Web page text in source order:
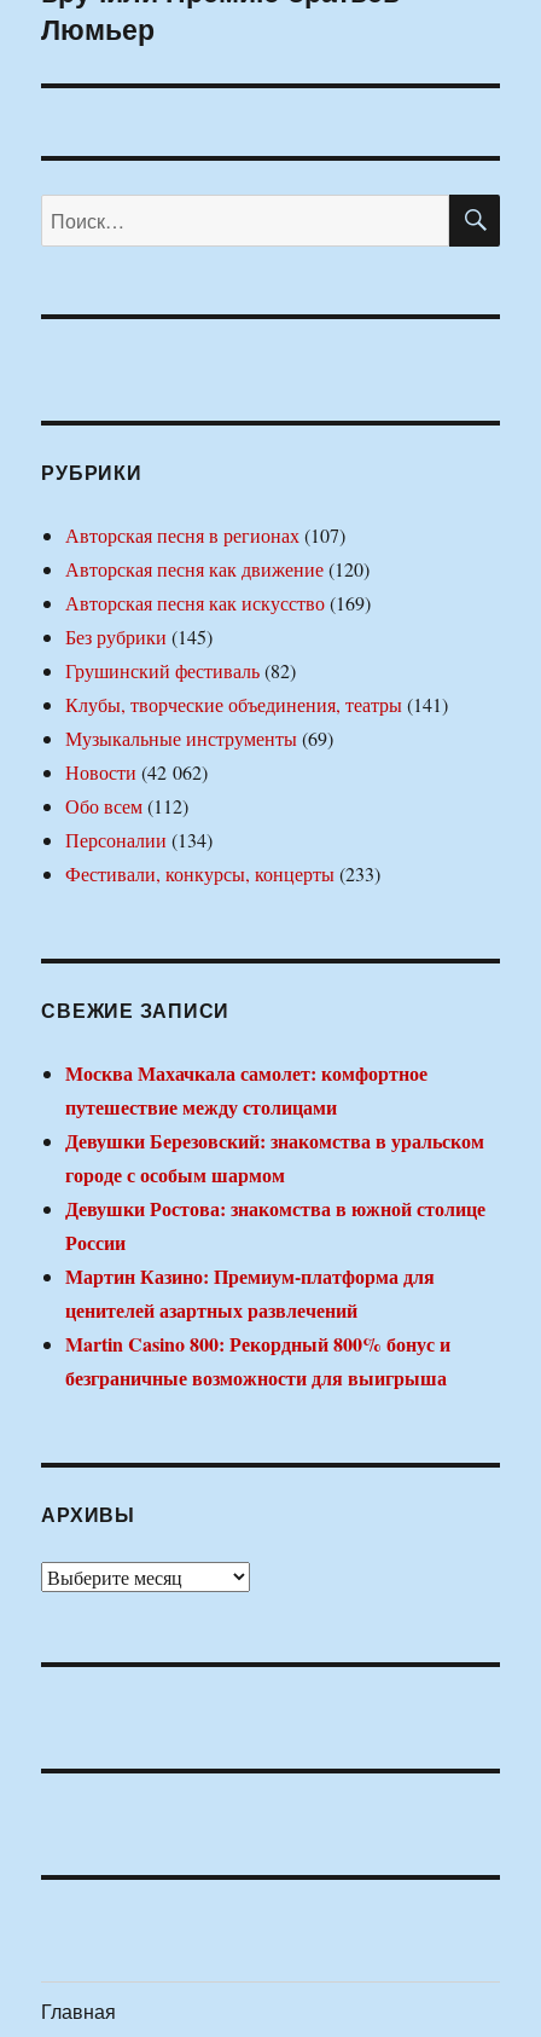
Люмьер
Искать:
РУБРИКИ
Авторская песня в регионах(107)
Авторская песня как движение(120)
Авторская песня как искусство(169)
Без рубрики (145)
Грушинский фестиваль(82)
Клубы, творческие объединения, театры(141)
Музыкальные инструменты(69)
Новости (42 062)
Обо всем(112)
Персоналии (134)
Фестивали, конкурсы, концерты(233)
СВЕЖИЕ ЗАПИСИ
Москва Махачкала самолет: комфортное
путешествие между столицами
Девушки Березовский: знакомства в уральском
городе с особым шармом
Девушки Ростова: знакомства в южной столице
России
Мартин Казино: Премиум-платформа для
ценителей азартных развлечений
Martin Casino 800: Рекордный 800% бонус и
безграничные возможности для выигрыша
АРХИВЫ
Архивы
Главная